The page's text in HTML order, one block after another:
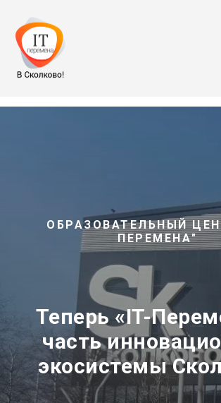
ОБРАЗОВАТЕЛЬНЫЙ
ПЕРЕМЕНА"
Теперь «IT-
часть
экосистемы